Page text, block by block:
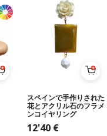
スペインで手作りされた
花とアクリル石のフラメ
ンコイヤリング
12'40 €